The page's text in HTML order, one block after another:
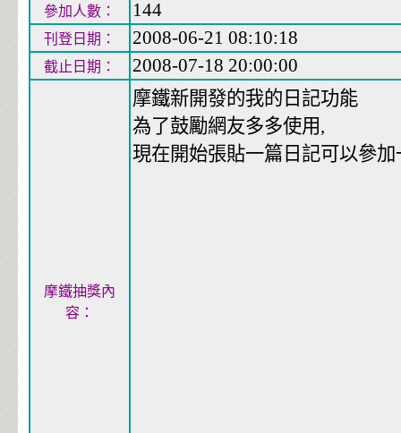
參加人數： 144
刊登日期： 2008-06-21 08:10:18
截止日期： 2008-07-18 20:00:00
摩鐵抽獎內
容：
摩鐵新開發的我的日記功能
為了鼓勵網友多多使用,
現在開始張貼一篇日記可以參